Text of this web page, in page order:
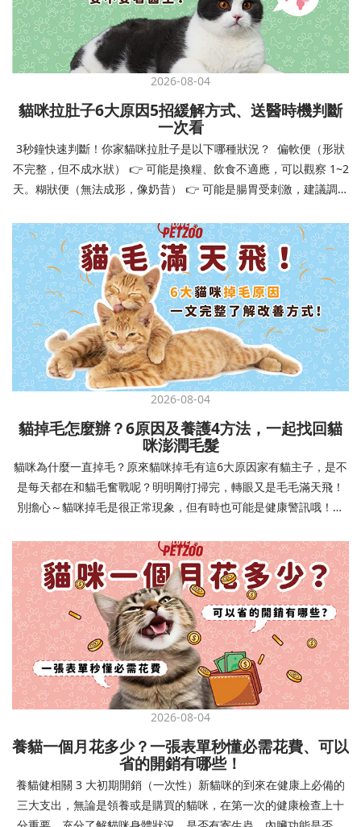
建立一種共同語言，幫助你和幼犬更好地理解彼此。當幼犬學會回
應你的指令，不只增加了互動機會，也建立了主人作為領導者的地
位。正向獎勵式訓練更能培養幼犬對你的信任感，強化情感連結，
創造更和諧的相處模式。培養社交技能與適應能力及早接觸各種環
讓牠們學會如何與其他狗狗、動物和人類和平相處，減少恐懼或攻
擊行為。這種適應能力使幼犬未來能從容面對獸醫檢查、美容
salon、寄宿或旅行等各種情境，大大提升生活品質。 訓練幼犬不只
是教會指令，更是塑造性格和習慣的過程！ 透過耐心且一致的訓
練，你不僅能擁有一隻聽話的好狗狗，更能建立起相互尊重的終身
相處中獲得回報狗狗訓練指南，六步驟培養幼犬開始幼犬訓練時，
系統性的方法能帶來最佳效果。從信任建立到習慣養成，每個階段
都至關重要，缺一不可。良好的訓練應循序漸進，把握幼犬成長敏
感期，以積極正向的方式引導。遵循這六個步驟，即使是第一次養
狗的新手，也能輕鬆將調皮的小狗訓練成聽話的好夥伴！建立信任
基礎 幼犬訓練的第一步不是教指令，而是建立信任。剛到新家的幼
犬可能感到緊張不安，給予適當空間適應環境很重要。用溫柔的聲
音交談，提供安全舒適的窩，維持規律的餵食和如廁時間，讓幼犬
感到安心。輕輕撫摸、溫柔擁抱，每天安排固定玩耍時間，這些都
任你後，可開始教導基本指令。從簡單的「坐下」開始，再逐步學
習「趴下」、「等待」和「過來」。每次訓練保持在5-10分鐘內，
避免幼犬注意力分散。使用清晰一致的口令和手勢，成功時立即給
予獎勵和讚美。記住，重複是學習的關鍵，每天多次短時間練習效
果最佳。調整日常行為除了基本指令，幼犬還需學習生活禮儀。如
時立即獎勵。另外要處理的常見問題包括咬人、啃咬家具和亂叫。
每當出現不當行為，給予適當替代品（如咬玩具代替咬手），並在
幼犬選擇正確行為時獎勵，這比責罵更有效。社交化訓練 兩個月大
的幼犬正處於社會化黃金期，這階段的經驗將深刻影響未來性格。
安排幼犬接觸不同人類（包括兒童、戴眼鏡的人、使用拐杖的人
等）、各種動物、交通工具和環境聲音。起初保持在安全、受控的
情境中，逐漸增加複雜度。每次正面社交體驗後給予獎勵，建立幼
犬對新事物的積極態度。進階技巧強化 基礎訓練穩固後，可以進入
更複雜的技巧訓練。這包括遠距離控制、不同干擾下的指令遵從、
多步驟動作等。使用延遲獎勵技巧，讓幼犬學會即使沒有立即獎勵
也能保持良好行為。引入不同環境中的訓練，如公園、寵物店等，
幫助幼犬在各種情境下都能聽從指令。維持良好習慣 成功的訓練不
是一次性的，而是需要持續維護。即使幼犬已經掌握所有技能，也
要定期複習，防止行為退化。將訓練融入日常生活，如出門前的
2026-08-04
貓咪拉肚子6大原因5招緩解方式、送醫時機判斷
一次看
3秒鐘快速判斷！你家貓咪拉肚子是以下哪種狀況？ 偏軟便（形狀
不完整，但不成水狀） 👉 可能是換糧、飲食不適應，可以觀察 1~2
天。糊狀便（無法成形，像奶昔） 👉 可能是腸胃受刺激，建議調整
若超過 24 小時沒改善，建議就醫。血便（帶血絲或黑色糞便） 👉
可能是嚴重腸胃問題，應立即帶去獸醫院！想知道貓咪拉肚子的真
正原因，只要透過 5 個簡單步驟，就能判斷問題嚴重性，決定是否
需要就醫！接下來我們一起來看看該怎麼做吧！🐾 貓咪拉肚子怎麼
辦？5步驟判斷貓咪拉肚子是否需要馬上看醫生貓咪拉肚子的因素與
許多原因有關，更換食物、誤食異物或不乾淨的東西、寄生蟲、其
他疾病。 5 步驟判斷貓咪拉肚子原因，要不要看醫生？當貓咪拉肚
子時，不用慌張！透過以下 5 個步驟，就能快速判斷原因，並決定
是否需要帶去獸醫院。📌 貓咪拉肚子判斷步驟1：觀察糞便的狀態：
步驟2：回想最近的飲食變化：有沒有突然換飼料或罐頭？ 有沒有吃
到新零食或人類食物？ 是否誤食異物？📌 貓咪拉肚子判斷步驟3：
確認環境與生活作息：最近是否搬家、換貓砂、新成員加入？ 天氣
是否有變化？ 飼主是否長時間外出？📌 貓咪拉肚子判斷步驟4：觀
察貓咪的精神與食慾：貓咪精神好嗎？、食慾是否正常？，可先觀
下降，表示身體狀況不佳，應儘快就醫！📌 貓咪拉肚子判斷步驟5：
檢查是否需要帶去看獸醫 如果拉肚子 1~2 次但精神好、食慾正常，
可以先觀察，如果腹瀉超過 48 小時或水狀腹瀉 + 嗜睡、食慾下降、
嘔吐 應立即就醫。 透過這 5 個步驟，你可以快速判斷貓咪拉肚子
的原因與嚴重程度，確保毛孩的腸胃健康！如果不確定情況，還是
建議讓獸醫檢查，才能安心哦！🐾💖4種高風險群貓咪拉肚子要小心
高風險貓咪包含：幼貓、老貓、懷孕貓、有慢性疾病貓，這些貓咪
在身體狀況出現警訊時要特別注意，如拉肚子次數超過2次以上，就
建議直接尋求獸醫協助。2要訣判斷貓咪拉肚子要不要看醫生 高風險
康的貓咪，如拉肚子超過2-3天，建議直接尋求獸醫師協助。並記得
提供觀察紀錄給予獸醫師進行專業判斷。貓咪拉肚子但精神很好？
如果飼主有發現貓咪拉肚子的情形，但貓咪的精神很好。有可能與
飲食方便相關，回想是否進食新的食物，或是正進行飼料更換的過
2026-08-04
貓掉毛怎麼辦？6原因及養護4方法，一起找回貓
咪澎潤毛髮
貓咪為什麼一直掉毛？原來貓咪掉毛有這6大原因家有貓主子，是不
是每天都在和貓毛奮戰呢？明明剛打掃完，轉眼又是毛毛滿天飛！
別擔心～貓咪掉毛是很正常現象，但有時也可能是健康警訊哦！以
兩全其美！貓咪掉毛原因1. 皮膚問題貓咪皮膚問題是造成掉毛的常
見兇手！皮膚發炎、感染或是長期搔癢，都會讓貓咪的毛髮失去健
康光澤並大量脫落。常見的皮膚問題包括皮膚黴菌、細菌感染、疥
癬蟲等寄生蟲，甚至是皮膚過度乾燥。如果發現貓咪皮膚有紅腫、
結痂、脫屑或異常氣味，同時伴隨掉毛，建議盡快帶牠看獸醫哦！
貓咪掉毛原因2. 過敏誰說只有人類會過敏？貓咪也會！貓咪可能對
環境中的塵蟎、花粉、清潔劑，甚至是食物中的某些成分產生過敏
反應。過敏症狀不只是打噴嚏、流眼淚，還會引起皮膚搔癢和掉毛
問題。特別是食物過敏，更是常被忽略的掉毛元兇！如果貓咪經常
咪掉毛原因3. 營養不足貓咪的毛髮健康與營養息息相關！當貓咪飲
食中缺乏必要的蛋白質、脂肪酸（尤其是Omega-3和Omega-6）、
維生素或礦物質時，毛髮就會變得乾燥、脆弱，容易斷裂脫落。長
期餵食低品質或不均衡的貓糧，可能使貓咪營養不良，進而影響毛
2026-08-04
養貓一個月花多少？一張表單秒懂必需花費、可以
省的開銷有哪些！
養貓健相關 3 大初期開銷（一次性）新貓咪的到來在健康上必備的
三大支出，無論是領養或是購買的貓咪，在第一次的健康檢查上十